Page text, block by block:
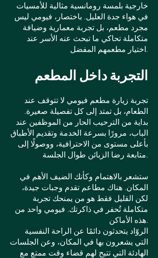
خارجية بلمسة رومانسية مثالية للأمسيات
في هواء جدة العليل. باختصار، فيومي ليس
مجرد مطعم، بل تجربة معمارية وضيافة
متكاملة تحاكي ما تبحث عنه الأسر عند
اختيار مطعمهم المفضل.
التجربة داخل المطعم
تجربة زيارة مطعم فيومي لا تتوقف عند
الطعام، بل تمتد إلى كل تفصيلة صغيرة.
بداية من الترحيب الحار من الموظفين عند
الباب، مرورًا بسرعة الخدمة وتقديم الأطباق
بأعلى مستوى من الاحترافية، ووصولًا إلى
متابعة رضا الزبائن طوال الجلسة.
ستشعر بالاهتمام وكأنك الضيف الأهم في
المكان. هناك مطاعم تقدم وجبات جيدة،
لكن القليل فقط هو من يمنحك تجربة
متكاملة تُحفر في ذاكرتك. فيومي واحد من
هذه الأماكن.
الروّاد يتحدثون دائمًا عن الراحة النفسية
التي يشعرون بها في المكان، وعن الجلسات
الهادئة التي تتيح لهم قضاء وقت ممتع مع